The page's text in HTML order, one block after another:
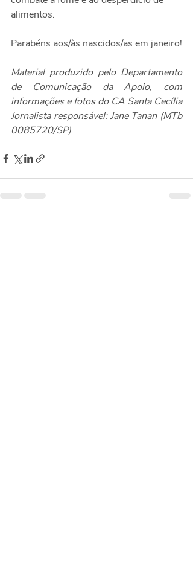
alimentos.
Parabéns aos/às nascidos/as em janeiro!
Material produzido pelo Departamento
de Comunicação da Apoio, com
informações e fotos do CA Santa Cecília
Jornalista responsável: Jane Tanan (MTb
0085720/SP)